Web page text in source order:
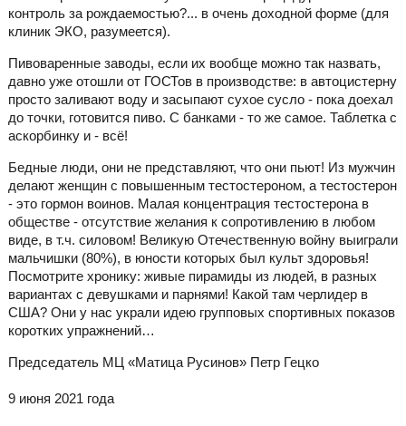
контроль за рождаемостью?... в очень доходной форме (для
клиник ЭКО, разумеется).
Пивоваренные заводы, если их вообще можно так назвать,
давно уже отошли от ГОСТов в производстве: в автоцистерну
просто заливают воду и засыпают сухое сусло - пока доехал
до точки, готовится пиво. С банками - то же самое. Таблетка с
аскорбинку и - всё!
Бедные люди, они не представляют, что они пьют! Из мужчин
делают женщин с повышенным тестостероном, а тестостерон
- это гормон воинов. Малая концентрация тестостерона в
обществе - отсутствие желания к сопротивлению в любом
виде, в т.ч. силовом! Великую Отечественную войну выиграли
мальчишки (80%), в юности которых был культ здоровья!
Посмотрите хронику: живые пирамиды из людей, в разных
вариантах с девушками и парнями! Какой там черлидер в
США? Они у нас украли идею групповых спортивных показов
коротких упражнений…
Председатель МЦ «Матица Русинов» Петр Гецко
9 июня 2021 года